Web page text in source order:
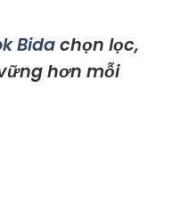
Bidachọn lọc,
hơn mỗi